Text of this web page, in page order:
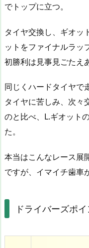
でトップに立つ。
タイヤ交換し、ギオッ
ットをファイナルラッ
初勝利は見事見ごたえ
同じくハードタイヤで
タイヤに苦しみ、次々
のと比べ、L.ギオット
た。
本当はこんなレース展
ですが、イマイチ歯車
ドライバーズポ